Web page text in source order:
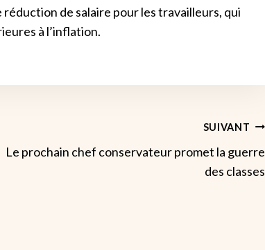
de salaire pour les travailleurs, qui
à l’inflation.
SUIVANT
Le prochain chef conservateur promet la guerre
des classes